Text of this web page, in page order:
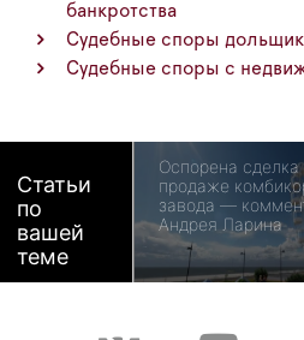
банкротства
Судебные споры
Судебные споры с
Статьи
по
вашей
теме
Оспорена сделка
продаже
завода —
Андрея Ларина